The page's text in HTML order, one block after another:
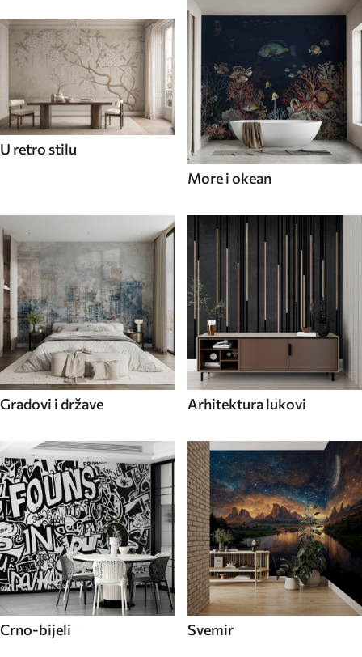
U retro stilu
More i okean
Gradovi i države Arhitektura lukovi
Crno-bijeli Svemir